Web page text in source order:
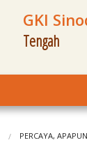
GKI
Tengah
PERCAYA,